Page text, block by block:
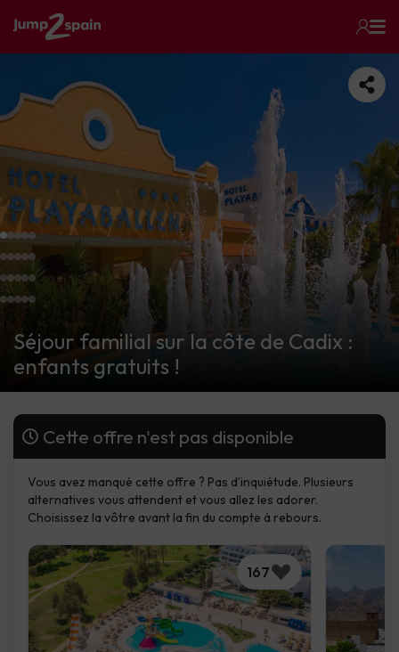
Séjour familial sur la côte de Cadix :
enfants gratuits !
Cette offre n'est pas disponible
Vous avez manqué cette offre ? Pas d’inquiétude. Plusieurs
alternatives vous attendent et vous allez les adorer.
Choisissez la vôtre avant la fin du compte à rebours.
167